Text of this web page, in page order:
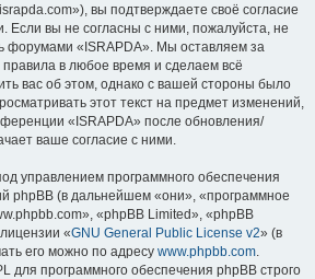
вы подтверждаете своё согласие
Если вы не согласны с ними, пожалуйста, не
форумами «ISRAPDA». Мы оставляем за
в любое время и сделаем всё
вас об этом, однако с вашей стороны было
этот текст на предмет изменений,
«ISRAPDA» после обновления/
ваше согласие с ними.
управлением программного обеспечения
phpBB (в дальнейшем «они», «программное
«phpBB Limited», «phpBB
«GNU General Public License v2» (в
его можно по адресу www.phpbb.com.
для программного обеспечения phpBB строго